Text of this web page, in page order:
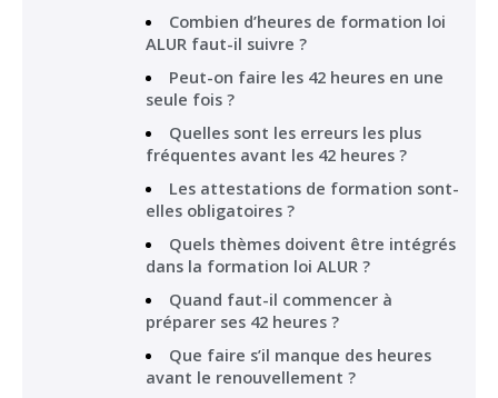
Combien d’heures de formation loi
ALUR faut-il suivre ?
Peut-on faire les 42 heures en une
seule fois ?
Quelles sont les erreurs les plus
fréquentes avant les 42 heures ?
Les attestations de formation sont-
elles obligatoires ?
Quels thèmes doivent être intégrés
dans la formation loi ALUR ?
Quand faut-il commencer à
préparer ses 42 heures ?
Que faire s’il manque des heures
avant le renouvellement ?